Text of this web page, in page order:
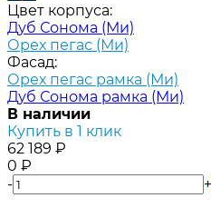
Цвет корпуса:
Дуб Сонома (Ми)
Орех пегас (Ми)
Фасад:
Орех пегас рамка (Ми)
Дуб Сонома рамка (Ми)
В наличии
Купить в 1 клик
62 189 ₽
0 ₽
-
+